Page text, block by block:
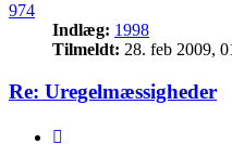
974
Indlæg: 1998
Tilmeldt: 28. feb 2009,
Re: Uregelmæssigheder